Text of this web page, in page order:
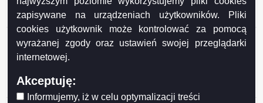
zapisywane na urządzeniach użytkowników. Pliki
cookies użytkownik może kontrolować za pomocą
wyrażanej zgody oraz ustawień swojej przeglądarki
internetowej.
Akceptuję:
Informujemy, iż w celu optymalizacji treści
oświetlenia ulicznego, parkowego oraz iluminacji
obiektów architektonicznych na terenie miasta Suwałk
Zamówienie nr DZP/271-6/2019 z dnia 2019-03-14 -
przetarg nieograniczony pn.Koszenie trawników wraz
ze sprzątaniem pozostałości po koszeniu w części
północnej (Rejon I) i części południowej (Rejon III)
miasta Suwałk - (2 części)